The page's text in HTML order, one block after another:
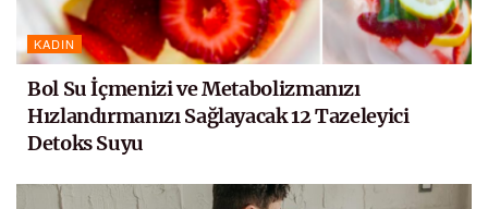
KADIN
Bol Su İçmenizi ve Metabolizmanızı
Hızlandırmanızı Sağlayacak 12 Tazeleyici
Detoks Suyu